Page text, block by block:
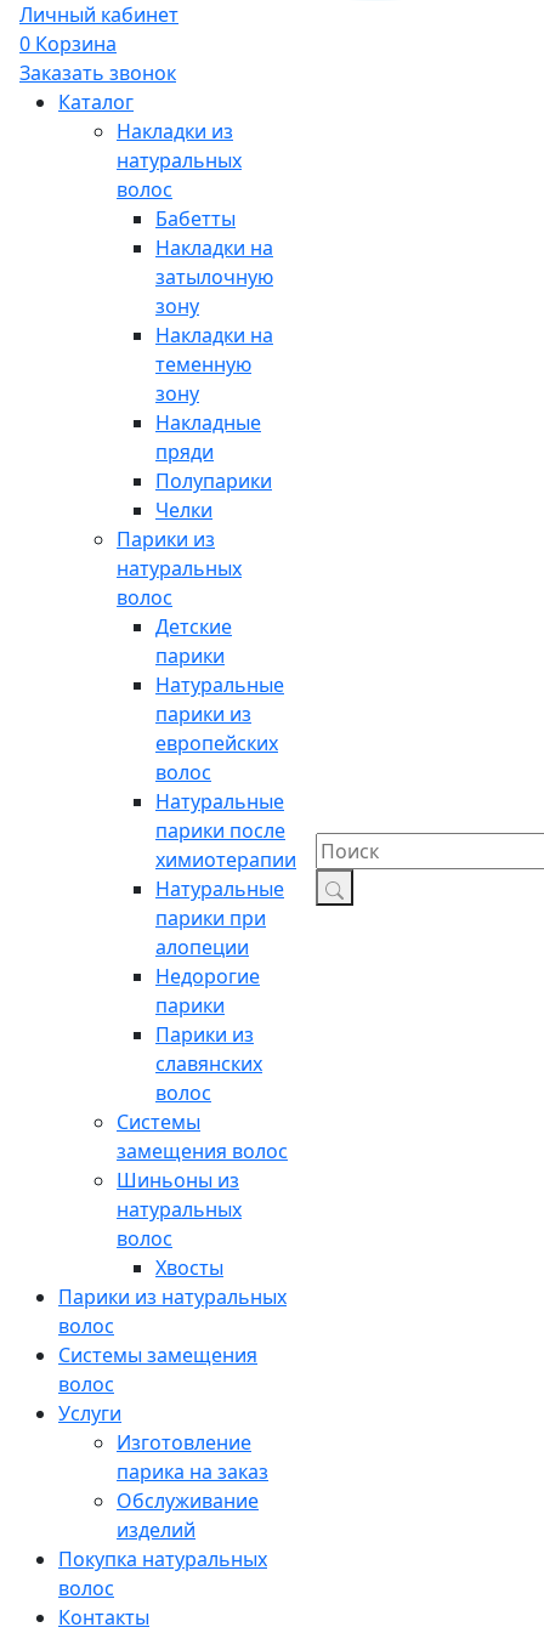
Личный кабинет
0 Корзина
Заказать звонок
Каталог
Накладки из
натуральных
волос
Бабетты
Накладки на
затылочную
зону
Накладки на
теменную
зону
Накладные
пряди
Полупарики
Челки
Парики из
натуральных
волос
Детские
парики
Натуральные
парики из
европейских
волос
Натуральные
парики после
химиотерапии
Натуральные
парики при
алопеции
Недорогие
парики
Парики из
славянских
волос
Системы
замещения волос
Шиньоны из
натуральных
волос
Хвосты
Парики из натуральных
волос
Системы замещения
волос
Услуги
Изготовление
парика на заказ
Обслуживание
изделий
Покупка натуральных
волос
Контакты